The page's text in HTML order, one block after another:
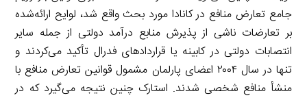
جامع تعارض منافع در کانادا مورد بحث واقع شد، لوایح ارائه‌شده
بر تعارضات ناشی از پذیرش منابع درآمد دولتی از جمله سایر
انتصابات دولتی در کابینه یا قراردادهای فدرال تأکید می‌کردند و
تنها در سال ۲۰۰۴ اعضای پارلمان مشمول قوانین تعارض منافع با
منشأ منافع شخصی شدند. استارک چنین نتیجه می‌گیرد که در